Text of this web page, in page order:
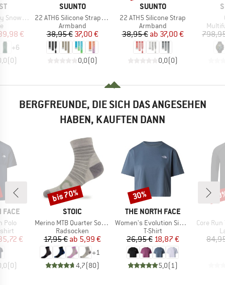
Preis
€
+6
(0)
MARKE
SUUNTO
Artikel
22 ATH6 Silicone Strap UTMB WS
Produktgruppe
Armband
Preis
38,95 €reduzierter Preis
37,00 €
0,0(0)
MARKE
SUUNTO
Artikel
22 ATH5 Silicone Strap
Produktgruppe
Armband
Preis
38,95 € reduzierter Preis
ab 37,00 €
0,0(0)
BERGFREUNDE, DIE SICH DAS ANGESEHEN
HABEN, KAUFTEN DANN
FACE
Polo
Preis
€
(0)
MARKE
STOIC
Artikel
Merino MTB Quarter Socks
Produktgruppe
Radsocken
Preis
17,95 € reduzierter Preis
ab 5,99 €
+1
4,7(80)
Rabatt
bis 70%
MARKE
THE NORTH FACE
Artikel
Women's Evolution Simple Dome Crop Tee
Produktgruppe
T-Shirt
Preis
26,95 €reduzierter Preis
18,87 €
5,0(1 )
Rabatt
30%
Artikel
Core